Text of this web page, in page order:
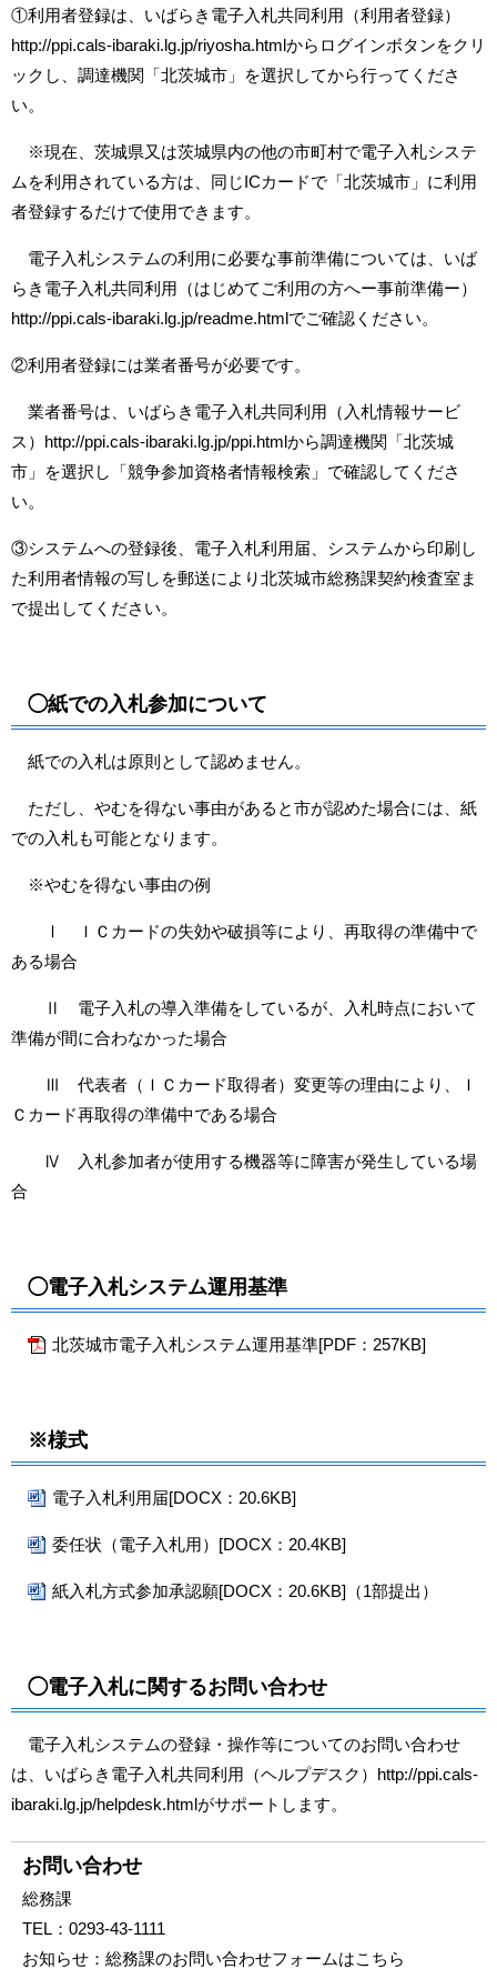
①利用者登録は、いばらき電子入札共同利用（利用者登録）
http://ppi.cals-ibaraki.lg.jp/riyosha.htmlからログインボタンをクリ
ックし、調達機関「北茨城市」を選択してから行ってくださ
い。
※現在、茨城県又は茨城県内の他の市町村で電子入札システ
ムを利用されている方は、同じICカードで「北茨城市」に利用
者登録するだけで使用できます。
電子入札システムの利用に必要な事前準備については、いば
らき電子入札共同利用（はじめてご利用の方へー事前準備ー）
http://ppi.cals-ibaraki.lg.jp/readme.htmlでご確認ください。
②利用者登録には業者番号が必要です。
業者番号は、いばらき電子入札共同利用（入札情報サービ
ス） http://ppi.cals-ibaraki.lg.jp/ppi.htmlから調達機関「北茨城
市」を選択し「競争参加資格者情報検索」で確認してくださ
い。
③システムへの登録後、電子入札利用届、システムから印刷し
た利用者情報の写しを郵送により北茨城市総務課契約検査室ま
で提出してください。
◯紙での入札参加について
紙での入札は原則として認めません。
ただし、やむを得ない事由があると市が認めた場合には、紙
での入札も可能となります。
※やむを得ない事由の例
Ⅰ ＩＣカードの失効や破損等により、再取得の準備中で
ある場合
Ⅱ 電子入札の導入準備をしているが、入札時点において
準備が間に合わなかった場合
Ⅲ 代表者（ＩＣカード取得者）変更等の理由により、Ｉ
Ｃカード再取得の準備中である場合
Ⅳ 入札参加者が使用する機器等に障害が発生している場
合
◯電子入札システム運用基準
北茨城市電子入札システム運用基準[PDF：257KB]
※様式
電子入札利用届[DOCX：20.6KB]
委任状（電子入札用）[DOCX：20.4KB]
紙入札方式参加承認願[DOCX：20.6KB] （1部提出）
◯電子入札に関するお問い合わせ
電子入札システムの登録・操作等についてのお問い合わせ
は、いばらき電子入札共同利用（ヘルプデスク） http://ppi.cals-
ibaraki.lg.jp/helpdesk.htmlがサポートします。
お問い合わせ
総務課
TEL： 0293-43-1111
お知らせ： 総務課のお問い合わせフォームはこちら